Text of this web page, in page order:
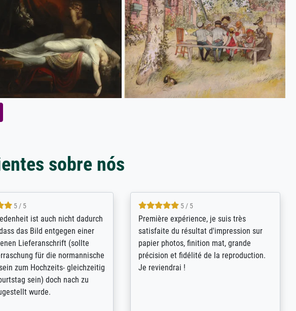
sobre nós
4.8 / 5
Qualität. Man kann sich
lassen, wie z.B.:
Farbe, Helligkeit,
Weiteres. Sehr freundliche
per Mail. Das Bild (ein
wurde sehr gut verpackt -
Papprolle mit Plastikdeckeln
4.8 / 5
Qualité absolument irréprochable.
Extraordinaire diversité des thèmes
abordés et personnalisation des
demandes (recadrage, réajustement des
couleurs). Relation clientèle parfaite.